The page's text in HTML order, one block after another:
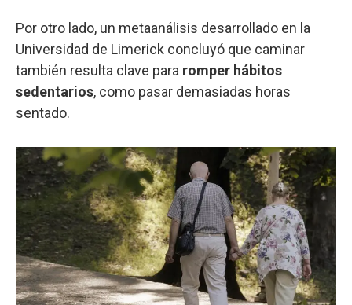
Por otro lado, un metaanálisis desarrollado en la
Universidad de Limerick concluyó que caminar
también resulta clave para romper hábitos
sedentarios, como pasar demasiadas horas
sentado.